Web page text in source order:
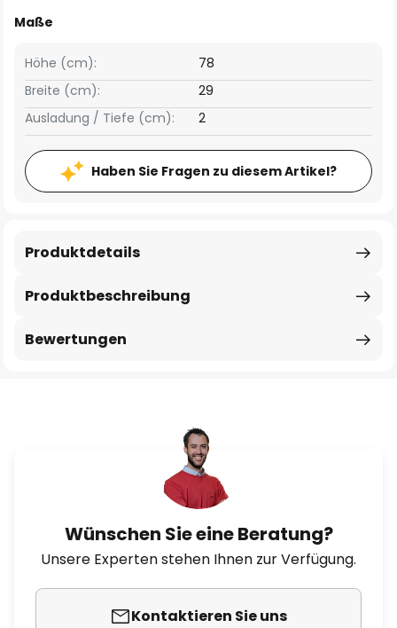
Maße
Breite (cm): 29
Höhe (cm): 78
Ausladung / Tiefe (cm): 2
Haben Sie Fragen zu diesem Artikel?
Produktbeschreibung
Produktdetails
Bewertungen
Wünschen Sie eine Beratung?
Unsere Experten stehen Ihnen zur Verfügung.
Kontaktieren Sie uns